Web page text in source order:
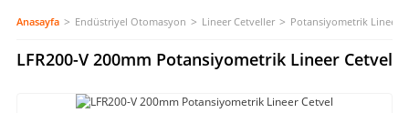
Anasayfa Endüstriyel Otomasyon Lineer Cetveller Potansiyometrik Lineer
LFR200-V 200mm Potansiyometrik Lineer Cetvel